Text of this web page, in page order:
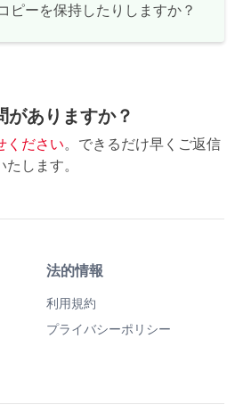
ピーを保持したりしますか？
がありますか？
ください。できるだけ早くご返信
たします。
法的情報
利用規約
プライバシーポリシー